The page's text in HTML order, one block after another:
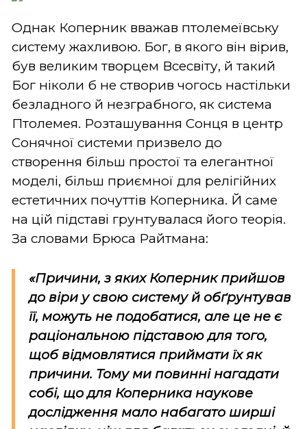
Однак Коперник вважав птолемеївську
систему жахливою. Бог, в якого він вірив,
був великим творцем Всесвіту, й такий
Бог ніколи б не створив чогось настільки
безладного й незграбного, як система
Птолемея. Розташування Сонця в центр
Сонячної системи призвело до
створення більш простої та елегантної
моделі, більш приємної для релігійних
естетичних почуттів Коперника. Й саме
на цій підставі грунтувалася його теорія.
За словами Брюса Райтмана:
«Причини, з яких Коперник прийшов
до віри у свою систему й обґрунтував
її, можуть не подобатися, але це не є
раціональною підставою для того,
щоб відмовлятися приймати їх як
причини. Тому ми повинні нагадати
собі, що для Коперника наукове
дослідження мало набагато ширші